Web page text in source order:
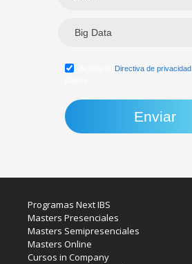
Directiva de privacidad
Programas Next IBS
Masters Presenciales
Masters Semipresenciales
Masters Online
Cursos in Company